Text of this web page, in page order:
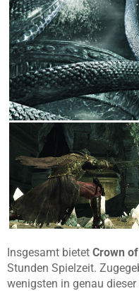
Insgesamt bietet Crown
Stunden Spielzeit.
wenigsten in genau